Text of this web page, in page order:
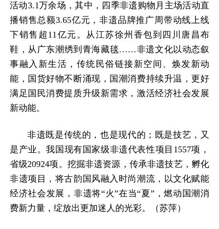
活动3.1万余场，其中，四季非遗购物月主场活动直
播销售总额3.65亿元，非遗品牌推广周带动线上线
下销售超11亿元。从江苏徐州香包到四川唐昌布
鞋，从广东潮绣到青海藏毯……非遗文化以动态叙
事融入新生活，传统民俗链接新空间、焕发新动
能，国货好物不断涌现，国潮消费持续升温，更好
满足国民消费提质升级新需求，激活经济社会发展
新动能。
非遗既是传统的，也是现代的；既是技艺，又
是产业。我国现有国家级非遗代表性项目1557项，
省级20924项。挖掘非遗资源，传承非遗技艺，孵化
非遗项目，将古韵国风融入时尚潮流，以文化赋能
经济社会发展，非遗将“火”在当“夏”，燃动国潮消
费新力量，绽放出更加迷人的光彩。（苏萍）